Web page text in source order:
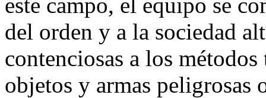
del orden y a la sociedad
contenciosas a los
objetos y armas peligrosas